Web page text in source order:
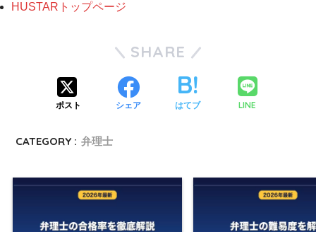
HUSTARトップページ
SHARE
ポスト シェア はてブ LINE
CATEGORY : 弁理士